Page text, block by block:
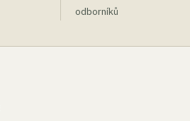
odborníků